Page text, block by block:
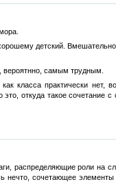
детский.
вероятнно, самым трудным.
класса практически нет,
откуда такое сочетание
распределяющие роли на
сочетающее